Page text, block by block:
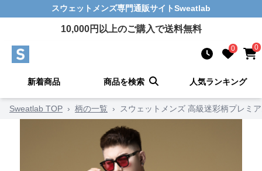
スウェットメンズ専門通販サイトSweatlab
10,000円以上のご購入で送料無料
0 0
新着商品 商品を検索 人気ランキング
Sweatlab TOP › 柄の一覧 › スウェットメンズ 高級迷彩柄プレミ